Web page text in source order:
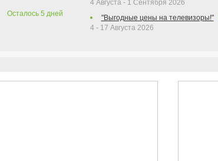
Осталось 5 дней
4 Августа - 1 Сентября 2026
"Выгодные цены на телевизоры!"
4 - 17 Августа 2026